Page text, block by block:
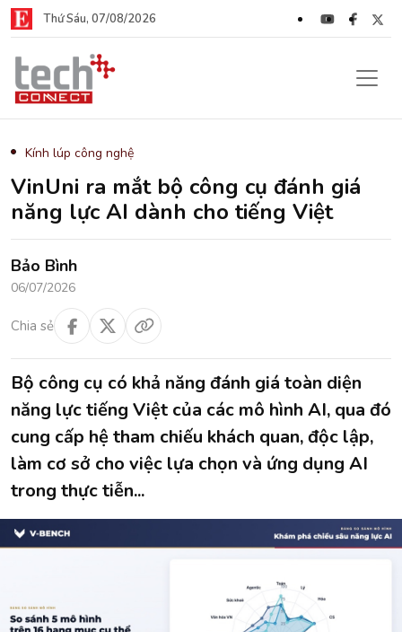
Thứ Sáu, 07/08/2026
Kính lúp công nghệ
VinUni ra mắt bộ công cụ đánh giá
năng lực AI dành cho tiếng Việt
Bảo Bình
06/07/2026
Chia sẻ
Bộ công cụ có khả năng đánh giá toàn diện
năng lực tiếng Việt của các mô hình AI, qua đó
cung cấp hệ tham chiếu khách quan, độc lập,
làm cơ sở cho việc lựa chọn và ứng dụng AI
trong thực tiễn...